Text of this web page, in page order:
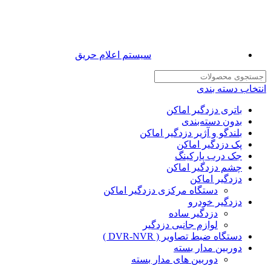
سیستم اعلام حریق
انتخاب دسته بندی
باتری دزدگیر اماکن
بدون دسته‌بندی
بلندگو و آژیر دزدگیر اماکن
پک دزدگیر اماکن
جک درب پارکینگ
چشم دزدگیر اماکن
دزدگیر اماکن
دستگاه مرکزی دزدگیر اماکن
دزدگیر خودرو
دزدگیر ساده
لوازم جانبی دزدگیر
دستگاه ضبط تصاویر ( DVR-NVR )
دوربین مدار بسته
دوربین های مدار بسته